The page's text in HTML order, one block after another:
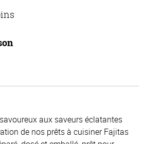
aux saveurs éclatantes
de nos prêts à cuisiner Fajitas